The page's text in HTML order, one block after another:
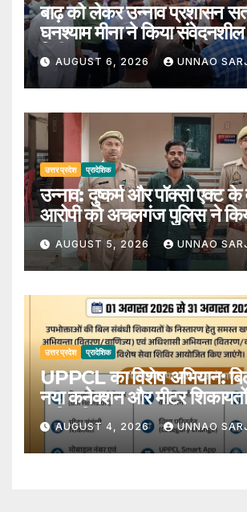
बाढ़ को लेकर उन्नाव प्रशासन
घनश्याम मीना ने किया संवेदनशील
निरीक्षण
AUGUST 6, 2026 UNNAO
उत्तर प्रदेश प्रादेशिक
उन्नाव: दुष्कर्म और पॉक्सो एक्ट के
आरोपी को अचलगंज पुलिस ने
AUGUST 5, 2026 UNNAO
उत्तर प्रदेश प्रादेशिक
UPPCL का विशेष अभियान:
नया कनेक्शन और मीटर शिकायतों
त्वरित निस्तारण
AUGUST 4, 2026 UNNAO